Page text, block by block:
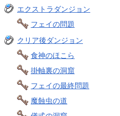
エクストラダンジョン
フェイの問題
クリア後ダンジョン
食神のほこら
掛軸裏の洞窟
フェイの最終問題
魔蝕虫の道